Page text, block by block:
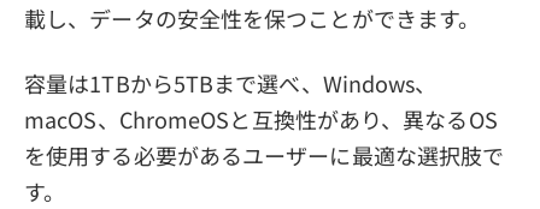
載し、データの安全性を保つことができます。
容量は1TBから5TBまで選べ、Windows、
macOS、ChromeOSと互換性があり、異なるOS
を使用する必要があるユーザーに最適な選択肢で
す。